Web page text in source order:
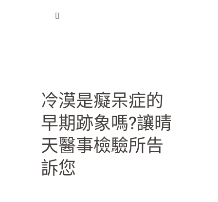
冷漠是癡呆症的
早期跡象嗎?讓晴
天醫事檢驗所告
訴您